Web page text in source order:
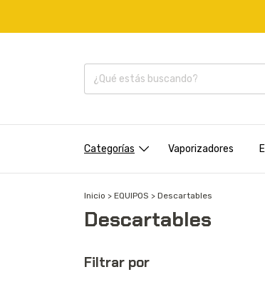
Categorías Vaporizadores
Inicio > EQUIPOS > Descartables
Descartables
Filtrar por